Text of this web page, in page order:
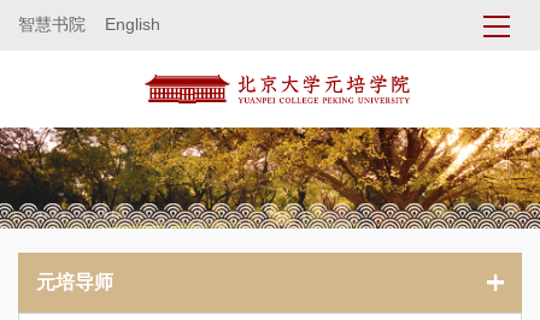
智慧书院 English
元培导师